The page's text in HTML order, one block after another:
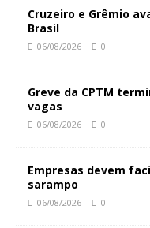
Cruzeiro e Grêmio
Brasil
06/08/2026 0
Greve da CPTM
vagas
06/08/2026 0
Empresas devem
sarampo
06/08/2026 0